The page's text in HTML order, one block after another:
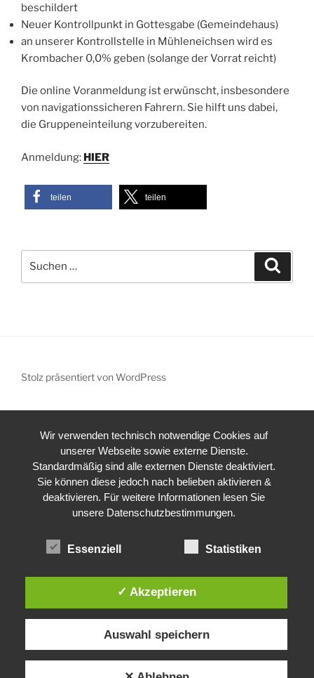
beschildert
Neuer Kontrollpunkt in Gottesgabe (Gemeindehaus)
an unserer Kontrollstelle in Mühleneichsen wird es
Krombacher 0,0% geben (solange der Vorrat reicht)
Die online Voranmeldung ist erwünscht, insbesondere
von navigationssicheren Fahrern. Sie hilft uns dabei,
die Gruppeneinteilung vorzubereiten.
Anmeldung: HIER
teilen teilen
nach:
Stolz präsentiert von WordPress
Wir verwenden technisch notwendige Cookies auf
unserer Webseite sowie externe Dienste.
Standardmäßig sind alle externen Dienste deaktiviert.
Sie können diese jedoch nach belieben aktivieren &
deaktivieren. Für weitere Informationen lesen Sie
unsere Datenschutzbestimmungen.
Essenziell Statistiken
✓ Akzeptieren
Auswahl speichern